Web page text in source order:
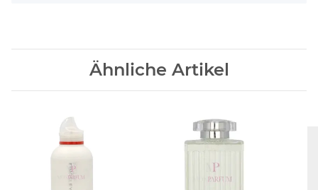
Ähnliche Artikel